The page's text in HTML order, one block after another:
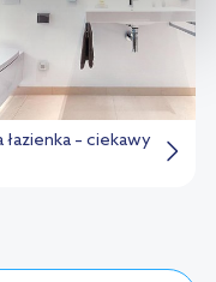
plików plików cookie,
chcesz uzyskać więcej
dlaczego ich przepisy,
cookie”.
łazienka – ciekawy